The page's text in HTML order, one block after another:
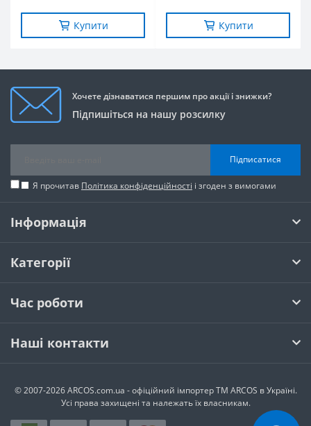
Купити Купити
Хочете дізнаватися першим про акції і знижки?
Підпишіться на нашу розсилку
Підписатися
Я прочитав Політика конфіденційності і згоден з вимогами
Інформація
Категорії
Час роботи
Наші контакти
© 2007-2026 ARCOS.com.ua - офiцiйний iмпортер ТМ ARCOS в Україні.
Усi права захищенi та належать їх власникам.